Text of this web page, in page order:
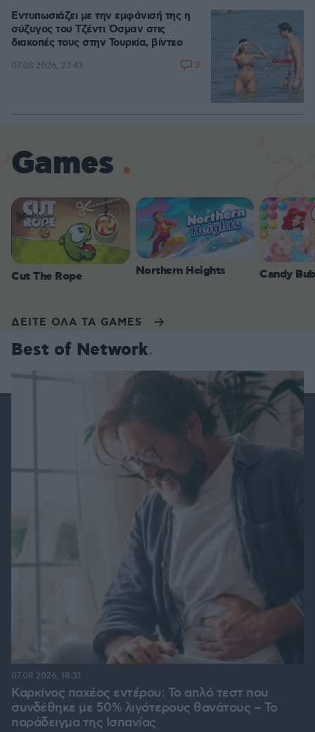
Εντυπωσιάζει με την εμφάνισή της η
σύζυγος του Τζέντι Όσμαν στις
διακοπές τους στην Τουρκία, βίντεο
07.08.2026, 23:43 3
Games
Cut The Rope Northern Heights Candy
ΔΕΙΤΕ ΟΛΑ ΤΑ GAMES
Best of Network
Καρκίνος παχέος εντέρου: Το απλό τεστ που
συνδέθηκε με 50% λιγότερους θανάτους – Το
παράδειγμα της Ισπανίας
07.08.2026, 18:31